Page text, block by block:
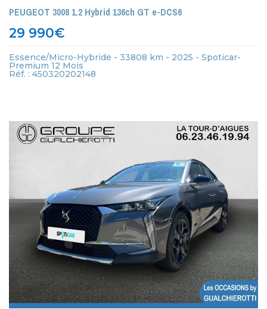
PEUGEOT 3008 1.2 Hybrid 136ch GT e-DCS6
29 990€
Essence/Micro-Hybride - 33808 km - 2025 - Spoticar-
Premium 12 Mois
Réf. : 450320202148